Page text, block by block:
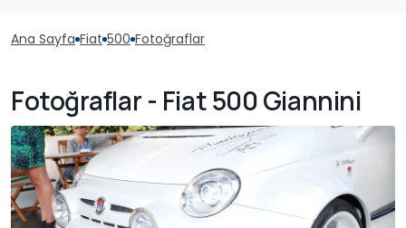
Ana Sayfa Fiat 500 Fotoğraflar
Fotoğraflar - Fiat 500 Giannini